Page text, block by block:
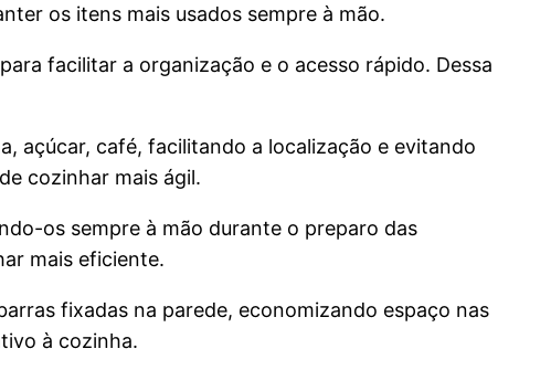
os itens mais usados sempre à mão.
facilitar a organização e o acesso rápido. Dessa
açúcar, café, facilitando a localização e evitando
cozinhar mais ágil.
os sempre à mão durante o preparo das
mais eficiente.
fixadas na parede, economizando espaço nas
à cozinha.